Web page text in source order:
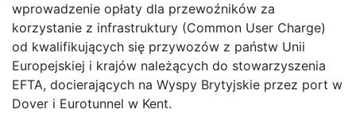
wprowadzenie opłaty dla przewoźników za
korzystanie z infrastruktury (Common User Charge)
od kwalifikujących się przywozów z państw Unii
Europejskiej i krajów należących do stowarzyszenia
EFTA, docierających na Wyspy Brytyjskie przez port w
Dover i Eurotunnel w Kent.